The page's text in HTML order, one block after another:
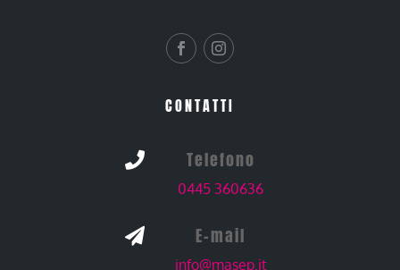
CONTATTI
 Telefono
0445 360636
 E-mail
info@masep.it